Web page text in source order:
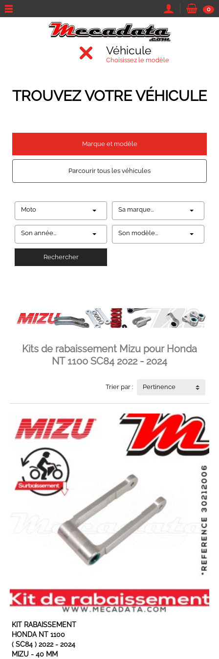
0
Véhicule
Choisissez le modèle
TROUVEZ VOTRE VÉHICULE
Marque et modèle
Parcourir tous les véhicules
Moto Sa marque...
Son année... Son modèle...
Rechercher
Kits de rabaissement Mizu pour Honda
NT 1100 SC84 2022 - 2024
Trier par : Pertinence
KIT RABAISSEMENT
HONDA NT 1100
( SC84 ) 2022 - 2024
MIZU - 40 MM